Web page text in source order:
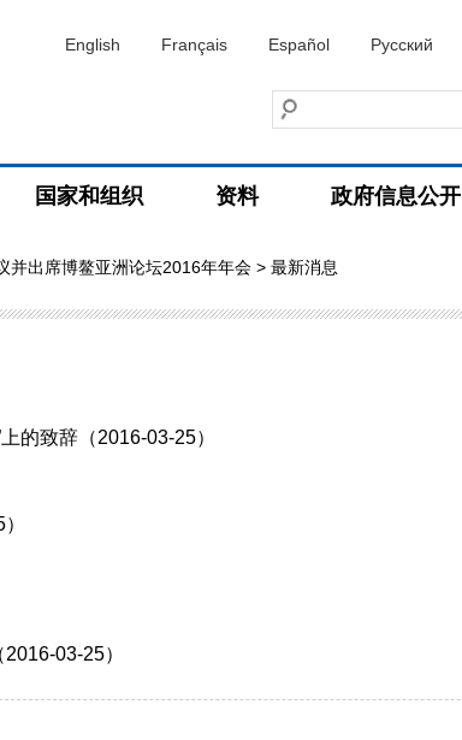
English Français Español Русский
国家和组织 资料 政府信息公开
出席博鳌亚洲论坛2016年年会 > 最新消息
的致辞（2016-03-25）
03-25）